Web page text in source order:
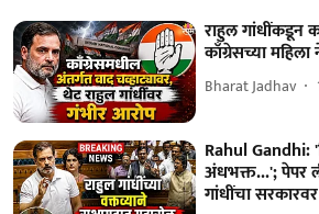
राहुल गांधींकडून
काँग्रेसच्या
Bharat Jadhav
Rahul Gandhi:
अंधभक्त...'; पेपर
गांधींचा